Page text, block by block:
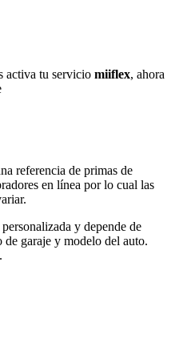
activa tu servicio miiflex, ahora
referencia de primas de
en línea por lo cual las
y depende de
de garaje y modelo del auto.